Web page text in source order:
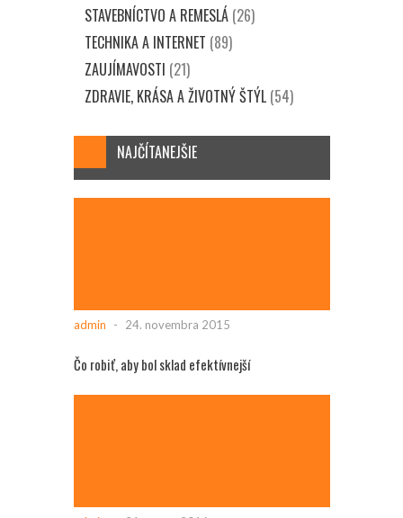
STAVEBNÍCTVO A REMESLÁ(26)
TECHNIKA A INTERNET (89)
ZAUJÍMAVOSTI (21)
ZDRAVIE, KRÁSA A ŽIVOTNÝ ŠTÝL(54)
NAJČÍTANEJŠIE
admin - 24. novembra 2015
Čo robiť, aby bol sklad efektívnejší